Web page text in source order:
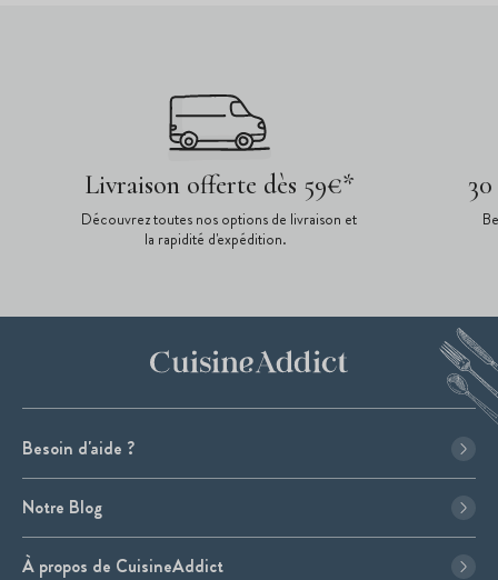
Livraison offerte dès 59€*
Découvrez toutes nos options de livraison et
la rapidité d'expédition.
Besoin d'aide ?
Notre Blog
À propos de CuisineAddict